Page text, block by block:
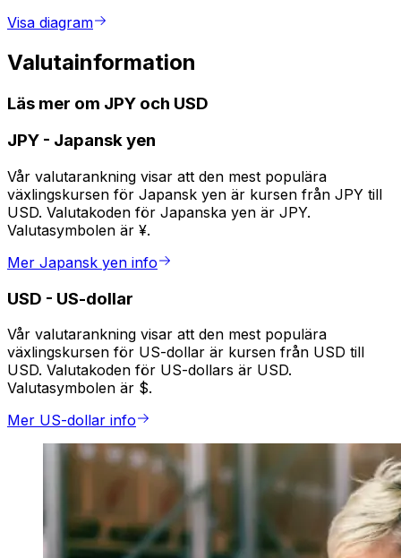
Visa diagram
Valutainformation
Läs mer om JPY och USD
JPY - Japansk yen
Vår valutarankning visar att den mest populära
växlingskursen för Japansk yen är kursen från JPY till
USD. Valutakoden för Japanska yen är JPY.
Valutasymbolen är ¥.
Mer Japansk yen info
USD - US-dollar
Vår valutarankning visar att den mest populära
växlingskursen för US-dollar är kursen från USD till
USD. Valutakoden för US-dollars är USD.
Valutasymbolen är $.
Mer US-dollar info